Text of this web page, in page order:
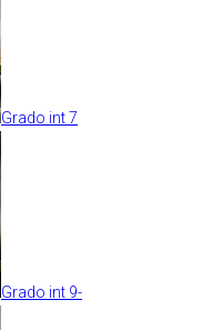
Grado int 7
Grado int 9-